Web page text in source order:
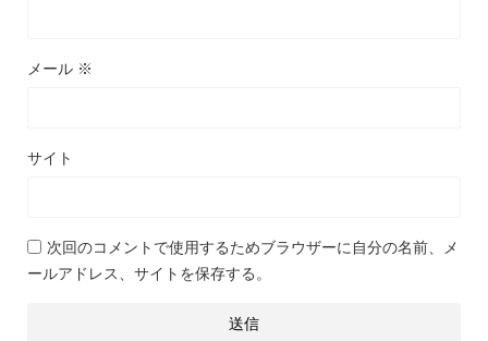
メール ※
サイト
次回のコメントで使用するためブラウザーに自分の名前、メ
ールアドレス、サイトを保存する。